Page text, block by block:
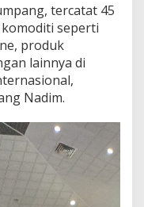
tercatat 45
seperti
produk
lainnya di
Nadim.